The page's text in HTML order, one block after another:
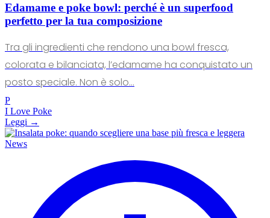
Edamame e poke bowl: perché è un superfood
perfetto per la tua composizione
Tra gli ingredienti che rendono una bowl fresca,
colorata e bilanciata, l’edamame ha conquistato un
posto speciale. Non è solo...
P
I Love Poke
Leggi →
News